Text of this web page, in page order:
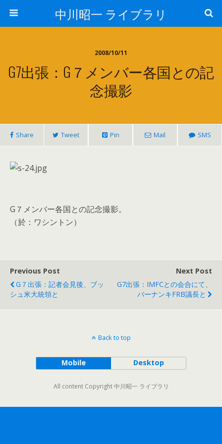
中川昭一 ライブラリ
2008/10/11
G7出張：G７メンバー各国との記
念撮影
Share Tweet Pin Mail SMS
G７メンバー各国との記念撮影。
（於：ワシントン）
Previous Post
G７出張：記者会見後、ブッ
シュ米大統領と
Next Post
G7出張：IMFCとの会合にて、
バーナンキFRB議長と
Back to top
Mobile Desktop
All content Copyright 中川昭一 ライブラリ